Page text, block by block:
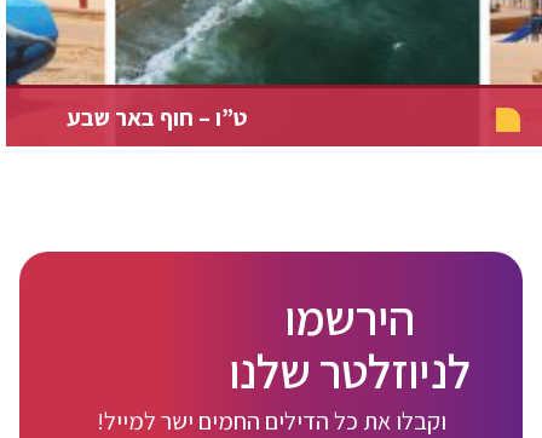
ט”ו – חוף באר שבע
הירשמו
לניוזלטר שלנו
וקבלו את כל הדילים החמים ישר למייל!